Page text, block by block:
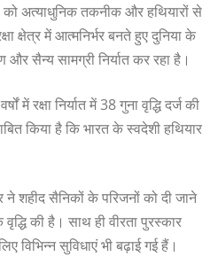
अत्याधुनिक तकनीक और हथियारों से
क्षेत्र में आत्मनिर्भर बनते हुए दुनिया के
सैन्य सामग्री निर्यात कर रहा है।
में रक्षा निर्यात में 38 गुना वृद्धि दर्ज की
किया है कि भारत के स्वदेशी हथियार
शहीद सैनिकों के परिजनों को दी जाने
की है। साथ ही वीरता पुरस्कार
विभिन्न सुविधाएं भी बढ़ाई गई हैं।